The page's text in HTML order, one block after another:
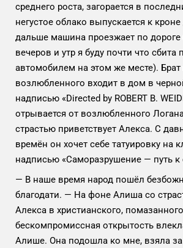
среднего роста, загорается в
негустое облако выпускается к
дальше машина проезжает по
вечеров и утр я буду почти что
автомобилем на этом же месте). Брат
возлюбленного входит в дом в
надписью «Directed by ROBERT B.
отрывается от возлюбленного
страстью приветствует Алекса. С
времён он хочет себе татуировку на
надписью «Саморазрушение — путь к
— В наше время народ пошёл
благодати. — На фоне Алиша со
Алекса в христианского,
бескомпромиссная открытость
Алише. Она подошла ко мне, взяла за